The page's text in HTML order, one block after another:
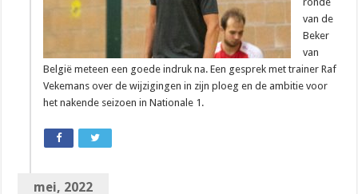
van de
Beker
van
België meteen een goede indruk na. Een gesprek met trainer Raf
Vekemans over de wijzigingen in zijn ploeg en de ambitie voor
het nakende seizoen in Nationale 1.
mei, 2022